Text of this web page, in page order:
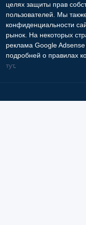
целях защиты прав
пользователей. Мы
конфиденциальности
рынок. На некоторых
реклама Google
подробней о правилах
тут.